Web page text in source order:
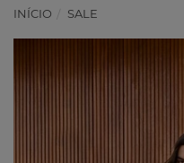
INÍCIO SALE